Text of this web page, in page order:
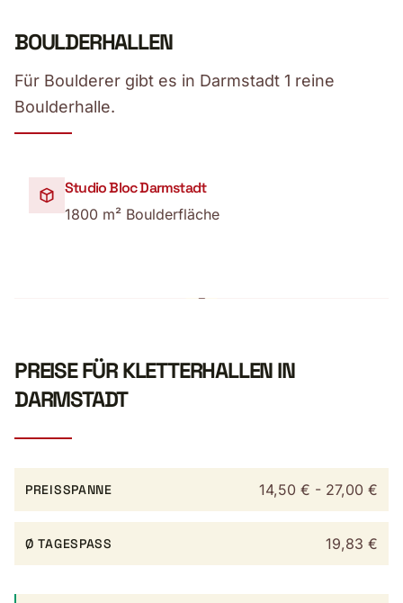
BOULDERHALLEN
Für Boulderer gibt es in Darmstadt 1 reine
Boulderhalle.
Studio Bloc Darmstadt
1800 m² Boulderfläche
PREISE FÜR KLETTERHALLEN IN
DARMSTADT
PREISSPANNE 14,50 € - 27,00 €
Ø TAGESPASS 19,83 €